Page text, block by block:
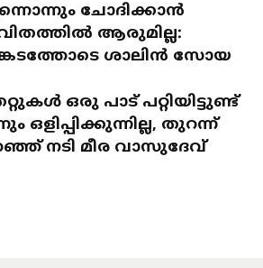
ചോദിക്കാൻ
ആരുമില്ല:
ശാലിൻ സോയ
ഒരു പാട് പറ്റിയിട്ടുണ്ട്
ഒളിപ്പിക്കുന്നില്ല, തുറന്ന്
നടി മീര വാസുദേവ്